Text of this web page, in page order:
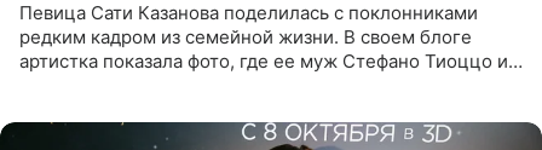
Певица Сати Казанова поделилась с поклонниками
редким кадром из семейной жизни. В своем блоге
артистка показала фото, где ее муж Стефано Тиоццо и